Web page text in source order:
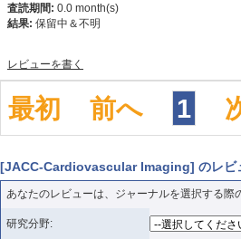
査読期間: 0.0 month(s)
結果: 保留中＆不明
レビューを書く
最初 前へ 1
[JACC-Cardiovascular Imaging] のレビ
あなたのレビューは、ジャーナルを選択する
研究分野: